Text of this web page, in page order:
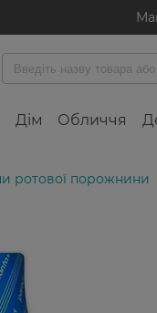
Дім Обличчя
ротової порожнини